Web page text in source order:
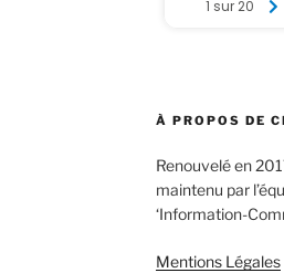
À PROPOS DE
Renouvelé en
maintenu par
‘Information-
Mentions Légales